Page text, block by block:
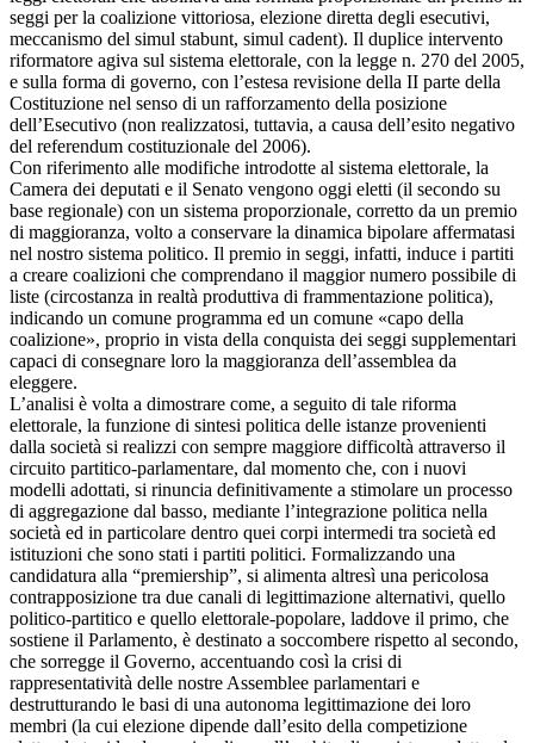
seggi per la coalizione vittoriosa, elezione diretta degli esecutivi,
meccanismo del simul stabunt, simul cadent). Il duplice intervento
riformatore agiva sul sistema elettorale, con la legge n. 270 del 2005,
e sulla forma di governo, con l’estesa revisione della II parte della
Costituzione nel senso di un rafforzamento della posizione
dell’Esecutivo (non realizzatosi, tuttavia, a causa dell’esito negativo
del referendum costituzionale del 2006).
Con riferimento alle modifiche introdotte al sistema elettorale, la
Camera dei deputati e il Senato vengono oggi eletti (il secondo su
base regionale) con un sistema proporzionale, corretto da un premio
di maggioranza, volto a conservare la dinamica bipolare affermatasi
nel nostro sistema politico. Il premio in seggi, infatti, induce i partiti
a creare coalizioni che comprendano il maggior numero possibile di
liste (circostanza in realtà produttiva di frammentazione politica),
indicando un comune programma ed un comune «capo della
coalizione», proprio in vista della conquista dei seggi supplementari
capaci di consegnare loro la maggioranza dell’assemblea da
eleggere.
L’analisi è volta a dimostrare come, a seguito di tale riforma
elettorale, la funzione di sintesi politica delle istanze provenienti
dalla società si realizzi con sempre maggiore difficoltà attraverso il
circuito partitico-parlamentare, dal momento che, con i nuovi
modelli adottati, si rinuncia definitivamente a stimolare un processo
di aggregazione dal basso, mediante l’integrazione politica nella
società ed in particolare dentro quei corpi intermedi tra società ed
istituzioni che sono stati i partiti politici. Formalizzando una
candidatura alla “premiership”, si alimenta altresì una pericolosa
contrapposizione tra due canali di legittimazione alternativi, quello
politico-partitico e quello elettorale-popolare, laddove il primo, che
sostiene il Parlamento, è destinato a soccombere rispetto al secondo,
che sorregge il Governo, accentuando così la crisi di
rappresentatività delle nostre Assemblee parlamentari e
destrutturando le basi di una autonoma legittimazione dei loro
membri (la cui elezione dipende dall’esito della competizione